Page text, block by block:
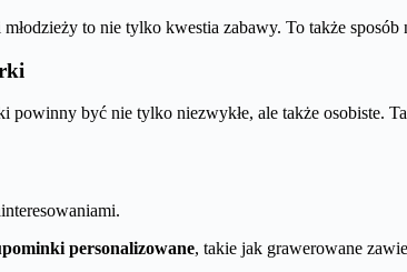
to nie tylko kwestia zabawy. To także
powinny być nie tylko niezwykłe, ale także osobiste.
personalizowane, takie jak grawerowane